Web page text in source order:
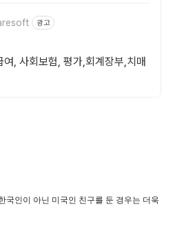
광고
, 사회보험, 평가,회계장부,치매
국인이 아닌 미국인 친구를 둔 경우는 더욱